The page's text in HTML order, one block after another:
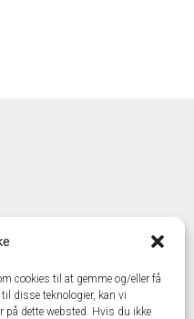
cookies til at gemme og/eller få
disse teknologier, kan vi
på dette websted. Hvis du ikke